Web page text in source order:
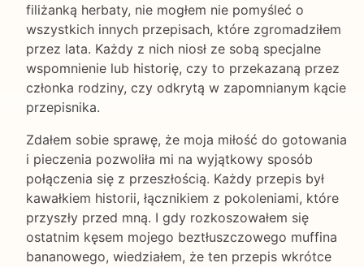
filiżanką herbaty, nie mogłem nie pomyśleć o
wszystkich innych przepisach, które zgromadziłem
przez lata. Każdy z nich niosł ze sobą specjalne
wspomnienie lub historię, czy to przekazaną przez
członka rodziny, czy odkrytą w zapomnianym kącie
przepisnika.
Zdałem sobie sprawę, że moja miłość do gotowania
i pieczenia pozwoliła mi na wyjątkowy sposób
połączenia się z przeszłością. Każdy przepis był
kawałkiem historii, łącznikiem z pokoleniami, które
przyszły przed mną. I gdy rozkoszowałem się
ostatnim kęsem mojego beztłuszczowego muffina
bananowego, wiedziałem, że ten przepis wkrótce